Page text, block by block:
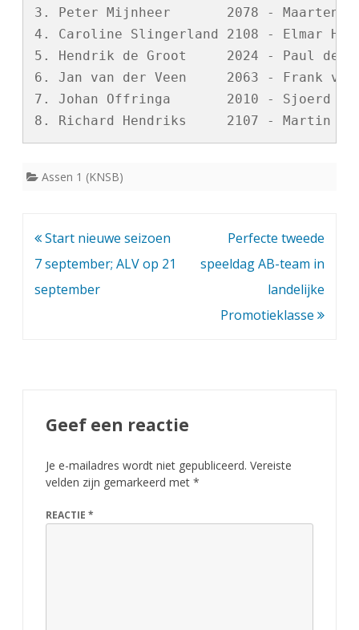
3. Peter Mijnheer       2078 - Maarten
4. Caroline Slingerland 2108 - Elmar
5. Hendrik de Groot     2024 - Paul
6. Jan van der Veen     2063 - Frank
7. Johan Offringa       2010 - Sjoerd
Assen 1 (KNSB)
Bericht
navigatie
Start nieuwe seizoen
7 september; ALV op 21
september
Perfecte tweede
speeldag AB-team in
landelijke
Promotieklasse
Geef een reactie
Je e-mailadres wordt niet gepubliceerd. Vereiste
velden zijn gemarkeerd met *
REACTIE *